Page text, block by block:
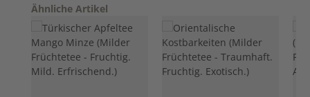
Produktgalerie überspringen
Ähnliche Artikel